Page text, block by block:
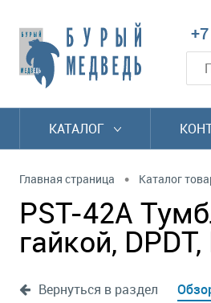
КАТАЛОГ
Главная страница • Каталог
PST-42A
гайкой,
Вернуться в раздел